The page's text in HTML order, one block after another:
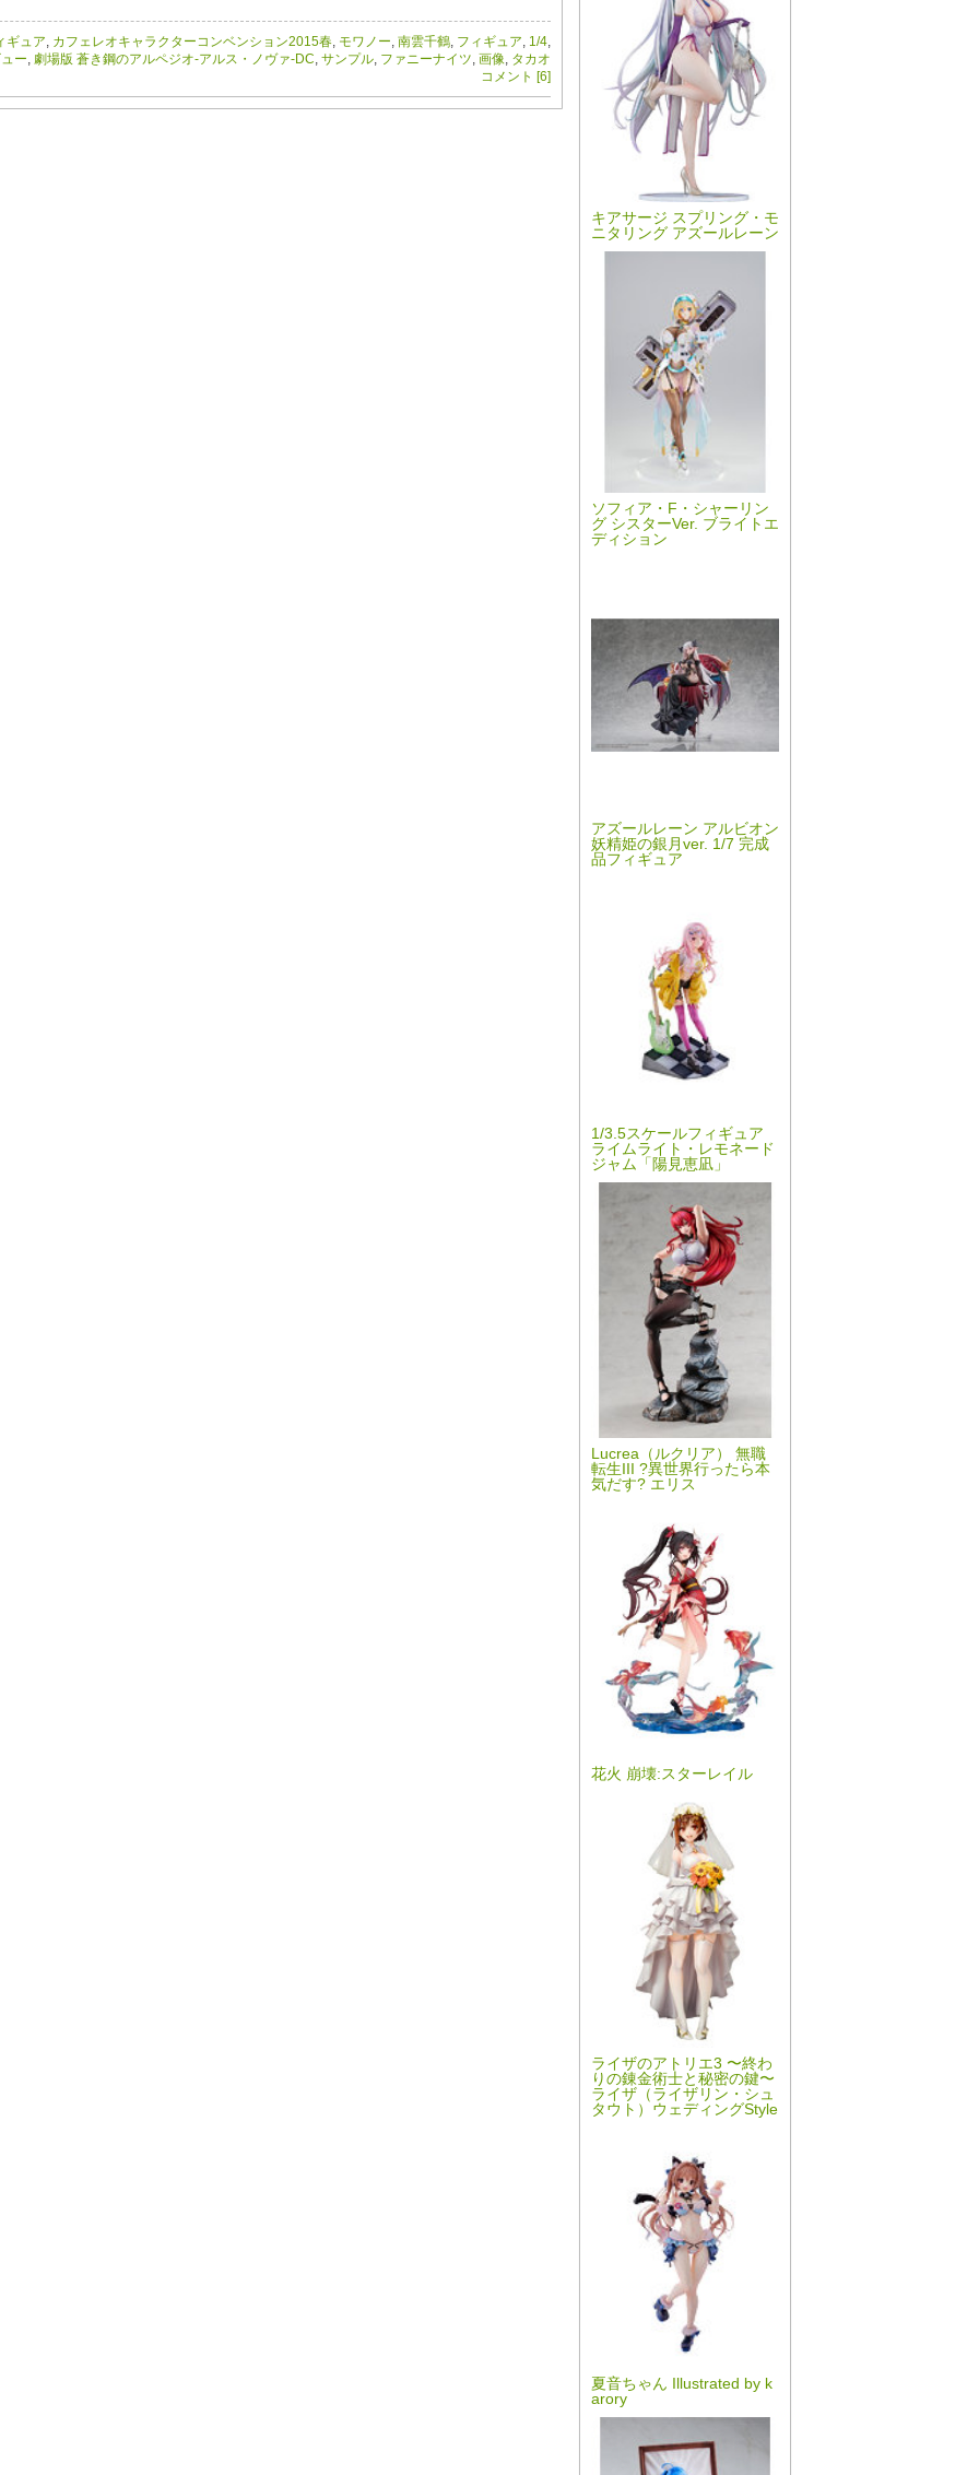
ギュア カフェレオキャラクターコンベンション2015春 モワノー 南雲千鶴 フィギュア 1/4
ー 劇場版 蒼き鋼のアルペジオ-アルス・ノヴァ-DC サンプル ファニーナイツ 画像 タカオ
コメント [6]
キアサージ スプリング・モ
ニタリング アズールレーン
ソフィア・F・シャーリン
グ シスターVer. ブライトエ
ディション
アズールレーン アルビオン
妖精姫の銀月ver. 1/7 完成
品フィギュア
1/3.5スケールフィギュア
ライムライト・レモネード
ジャム「陽見恵凪」
Lucrea（ルクリア） 無職
転生III ?異世界行ったら本
気だす? エリス
花火 崩壊:スターレイル
ライザのアトリエ3 〜終わ
りの錬金術士と秘密の鍵〜
ライザ（ライザリン・シュ
タウト）ウェディングStyle
夏音ちゃん Illustrated by k
arory